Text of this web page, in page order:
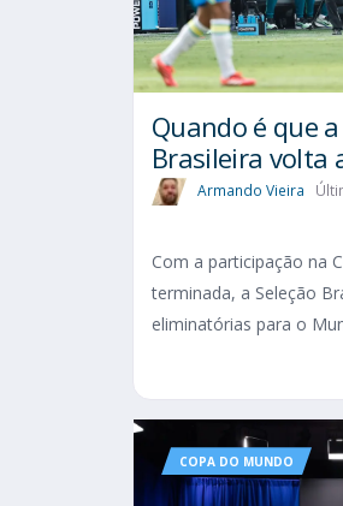
Quando é que
Brasileira volta
Armando Vieira
Com a participação na
terminada, a Seleção
eliminatórias para o
COPA DO MUNDO